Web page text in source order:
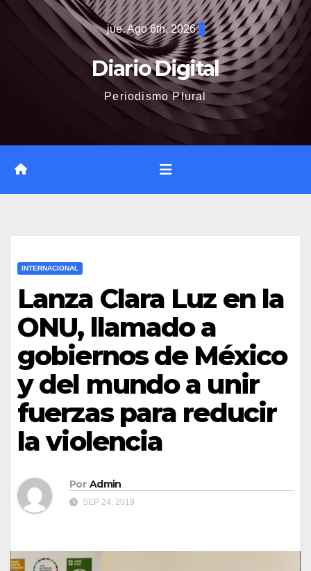
jue. Ago 6th, 2026
Diario Digital
Periodismo Plural
INTERNACIONAL
Lanza Clara Luz en la
ONU, llamado a
gobiernos de México
y del mundo a unir
fuerzas para reducir
la violencia
Por Admin
SEP 24, 2019